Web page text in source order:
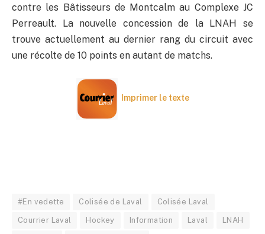
contre les Bâtisseurs de Montcalm au Complexe JC
Perreault. La nouvelle concession de la LNAH se
trouve actuellement au dernier rang du circuit avec
une récolte de 10 points en autant de matchs.
Imprimer le texte
#En vedette Colisée de Laval Colisée Laval
Courrier Laval Hockey Information Laval LNAH